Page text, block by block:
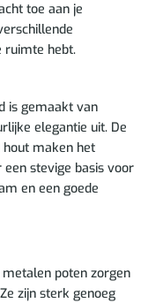
toe aan je
ruimte hebt.
is gemaakt van
elegantie uit. De
maken het
stevige basis voor
en een goede
poten zorgen
zijn sterk genoeg